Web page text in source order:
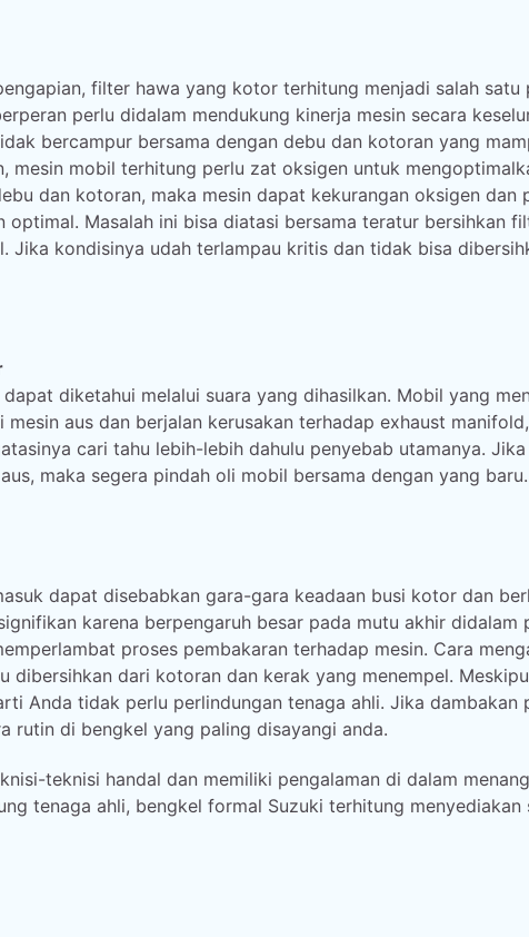
filter hawa yang kotor terhitung menjadi salah satu
perlu didalam mendukung kinerja mesin secara
bercampur bersama dengan debu dan kotoran yang
mesin mobil terhitung perlu zat oksigen untuk
dan kotoran, maka mesin dapat kekurangan oksigen dan
optimal. Masalah ini bisa diatasi bersama teratur bersihkan
Jika kondisinya udah terlampau kritis dan tidak bisa
diketahui melalui suara yang dihasilkan. Mobil yang
aus dan berjalan kerusakan terhadap exhaust
cari tahu lebih-lebih dahulu penyebab utamanya.
maka segera pindah oli mobil bersama dengan yang baru.
dapat disebabkan gara-gara keadaan busi kotor dan
karena berpengaruh besar pada mutu akhir didalam
proses pembakaran terhadap mesin. Cara
dibersihkan dari kotoran dan kerak yang menempel.
Anda tidak perlu perlindungan tenaga ahli. Jika dambakan
rutin di bengkel yang paling disayangi anda.
teknisi handal dan memiliki pengalaman di dalam
tenaga ahli, bengkel formal Suzuki terhitung